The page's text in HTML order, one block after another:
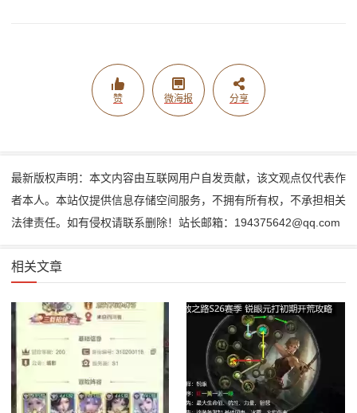
赞 微海报 分享
最新版权声明：本文内容由互联网用户自发贡献，该文观点仅代表作
者本人。本站仅提供信息存储空间服务，不拥有所有权，不承担相关
法律责任。如有侵权请联系删除！站长邮箱：194375642@qq.com
相关文章